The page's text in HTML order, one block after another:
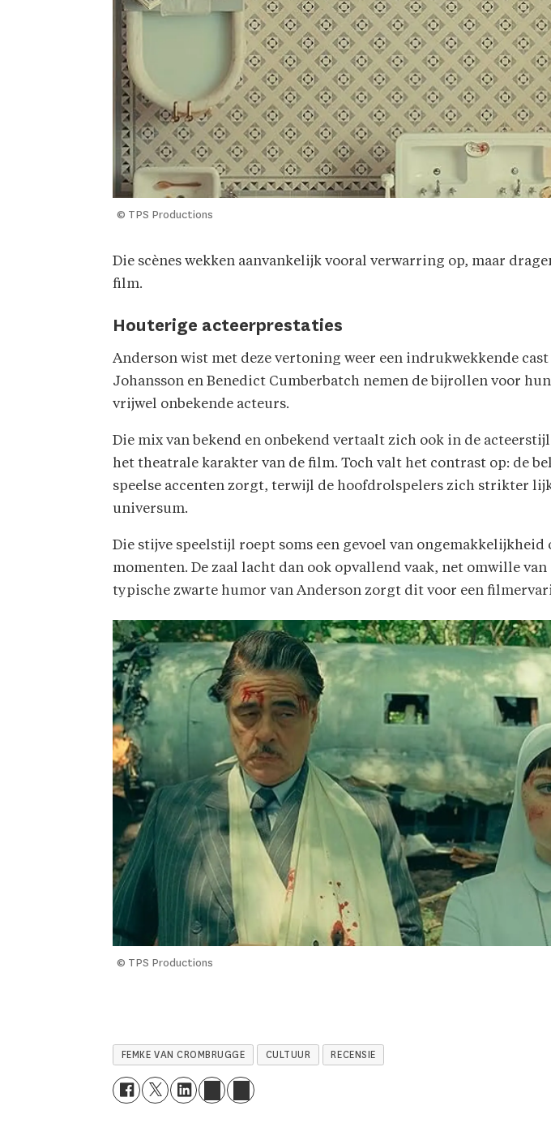
© TPS Productions
Die scènes wekken aanvankelijk vooral verwarring op, maar
film.
Houterige acteerprestaties
Anderson wist met deze vertoning weer een indrukwekkende
Johansson en Benedict Cumberbatch nemen de bijrollen voor
vrijwel onbekende acteurs.
Die mix van bekend en onbekend vertaalt zich ook in de
het theatrale karakter van de film. Toch valt het contrast op: de
speelse accenten zorgt, terwijl de hoofdrol­spelers zich strikter
universum.
Die stijve speelstijl roept soms een gevoel van
momenten. De zaal lacht dan ook opvallend vaak, net omwille
typische zwarte humor van Anderson zorgt dit voor een
© TPS Productions
FEMKE VAN CROMBRUGGE CULTUUR RECENSIE